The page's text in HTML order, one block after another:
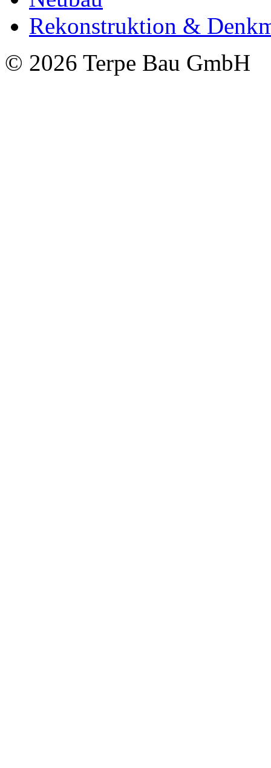
Rekonstruktion &
© 2026 Terpe Bau GmbH